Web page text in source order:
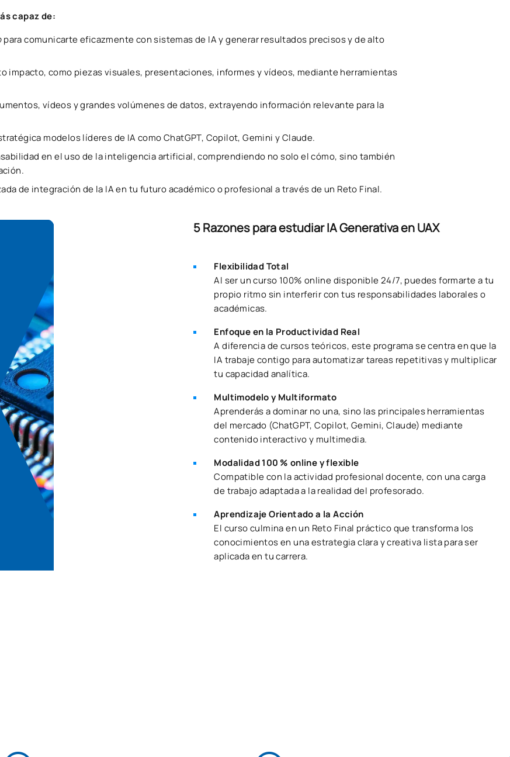
capaz de:
para comunicarte eficazmente con sistemas de IA y generar resultados precisos y de alto
impacto, como piezas visuales, presentaciones, informes y vídeos, mediante herramientas
vídeos y grandes volúmenes de datos, extrayendo información relevante para la
modelos líderes de IA como ChatGPT, Copilot, Gemini y Claude.
en el uso de la inteligencia artificial, comprendiendo no solo el cómo, sino también
de integración de la IA en tu futuro académico o profesional a través de un Reto Final.
5 Razones para estudiar IA Generativa en UAX
Flexibilidad Total
Al ser un curso 100% online disponible 24/7, puedes formarte a tu
propio ritmo sin interferir con tus responsabilidades laborales o
académicas.
Enfoque en la Productividad Real
A diferencia de cursos teóricos, este programa se centra en que la
IA trabaje contigo para automatizar tareas repetitivas y multiplicar
tu capacidad analítica.
Multimodelo y Multiformato
Aprenderás a dominar no una, sino las principales herramientas
del mercado (ChatGPT, Copilot, Gemini, Claude) mediante
contenido interactivo y multimedia.
Modalidad 100 % online y flexible
Compatible con la actividad profesional docente, con una carga
de trabajo adaptada a la realidad del profesorado.
Aprendizaje Orientado a la Acción
El curso culmina en un Reto Final práctico que transforma los
conocimientos en una estrategia clara y creativa lista para ser
aplicada en tu carrera.